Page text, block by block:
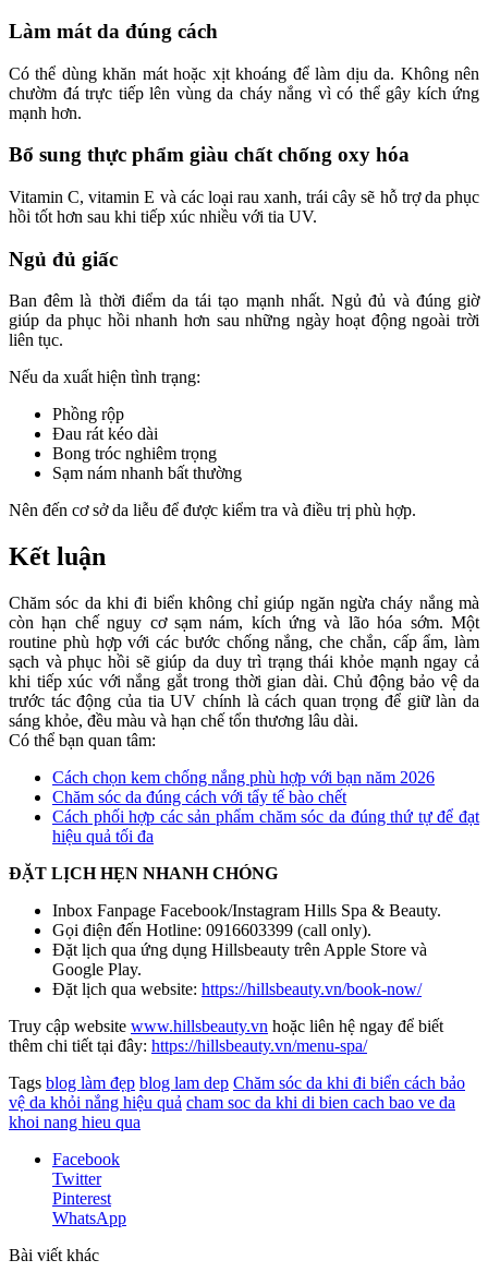
Làm mát da đúng cách
Có thể dùng khăn mát hoặc xịt khoáng để làm dịu da. Không nên
chườm đá trực tiếp lên vùng da cháy nắng vì có thể gây kích ứng
mạnh hơn.
Bổ sung thực phẩm giàu chất chống oxy hóa
Vitamin C, vitamin E và các loại rau xanh, trái cây sẽ hỗ trợ da phục
hồi tốt hơn sau khi tiếp xúc nhiều với tia UV.
Ngủ đủ giấc
Ban đêm là thời điểm da tái tạo mạnh nhất. Ngủ đủ và đúng giờ
giúp da phục hồi nhanh hơn sau những ngày hoạt động ngoài trời
liên tục.
Nếu da xuất hiện tình trạng:
Phồng rộp
Đau rát kéo dài
Bong tróc nghiêm trọng
Sạm nám nhanh bất thường
Nên đến cơ sở da liễu để được kiểm tra và điều trị phù hợp.
Kết luận
Chăm sóc da khi đi biển không chỉ giúp ngăn ngừa cháy nắng mà
còn hạn chế nguy cơ sạm nám, kích ứng và lão hóa sớm. Một
routine phù hợp với các bước chống nắng, che chắn, cấp ẩm, làm
sạch và phục hồi sẽ giúp da duy trì trạng thái khỏe mạnh ngay cả
khi tiếp xúc với nắng gắt trong thời gian dài. Chủ động bảo vệ da
trước tác động của tia UV chính là cách quan trọng để giữ làn da
sáng khỏe, đều màu và hạn chế tổn thương lâu dài.
Có thể bạn quan tâm:
Cách chọn kem chống nắng phù hợp với bạn năm 2026
Chăm sóc da đúng cách với tẩy tế bào chết
Cách phối hợp các sản phẩm chăm sóc da đúng thứ tự để đạt
hiệu quả tối đa
ĐẶT LỊCH HẸN NHANH CHÓNG
Inbox Fanpage Facebook/Instagram Hills Spa & Beauty.
Gọi điện đến Hotline: 0916603399 (call only).
Đặt lịch qua ứng dụng Hillsbeauty trên Apple Store và
Google Play.
Đặt lịch qua website: https://hillsbeauty.vn/book-now/
Truy cập website www.hillsbeauty.vn hoặc liên hệ ngay để biết
thêm chi tiết tại đây: https://hillsbeauty.vn/menu-spa/
Tags blog làm đẹp blog lam dep Chăm sóc da khi đi biển cách bảo
vệ da khỏi nắng hiệu quả cham soc da khi di bien cach bao ve da
khoi nang hieu qua
Facebook
Twitter
Pinterest
WhatsApp
Bài viết khác